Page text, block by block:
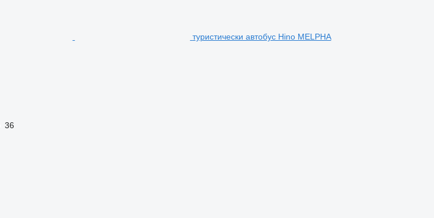
туристически автобус Hino MELPHA
36